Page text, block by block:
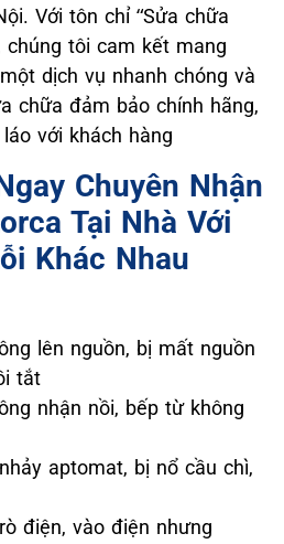
Với tôn chỉ “Sửa chữa
chúng tôi cam kết mang
dịch vụ nhanh chóng và
chữa đảm bảo chính hãng,
với khách hàng
Chuyên Nhận
Tại Nhà Với
Khác Nhau
lên nguồn, bị mất nguồn
tắt
nhận nồi, bếp từ không
aptomat, bị nổ cầu chì,
điện, vào điện nhưng